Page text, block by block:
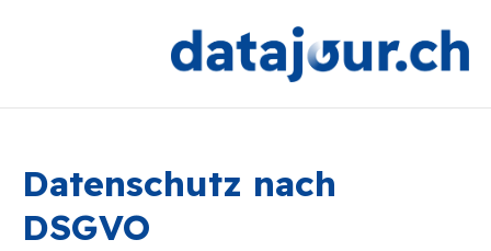
Datenschutz nach
DSGVO